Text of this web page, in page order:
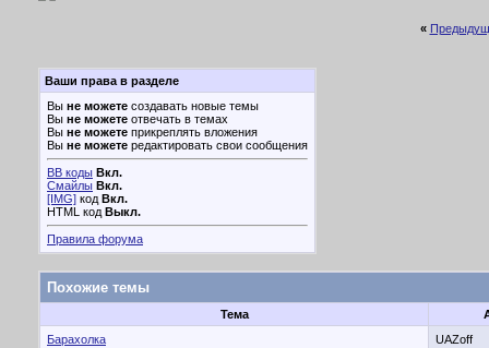
«
Ваши права в разделе
Вы не можете создавать новые темы
Вы не можете отвечать в темах
Вы не можете прикреплять вложения
Вы не можете редактировать свои сообщения
BB коды Вкл.
Смайлы Вкл.
[IMG] код Вкл.
HTML код Выкл.
Правила форума
Похожие темы
Тема
Барахолка
UAZoff